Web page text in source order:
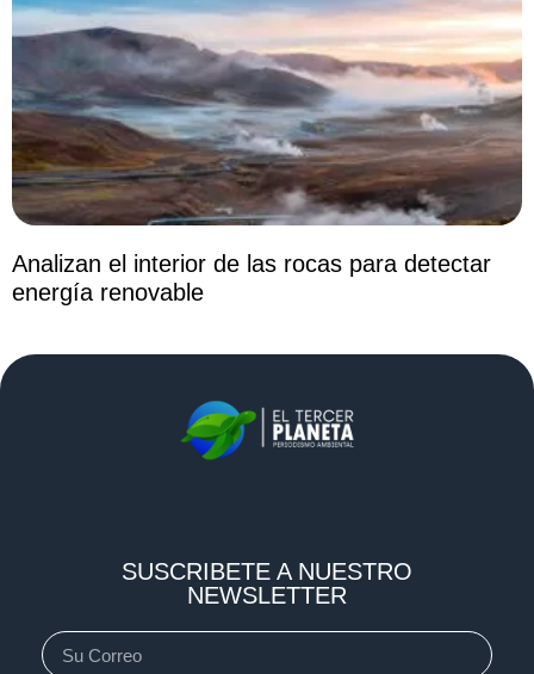
Analizan el interior de las rocas para detectar
energía renovable
SUSCRIBETE A NUESTRO
NEWSLETTER